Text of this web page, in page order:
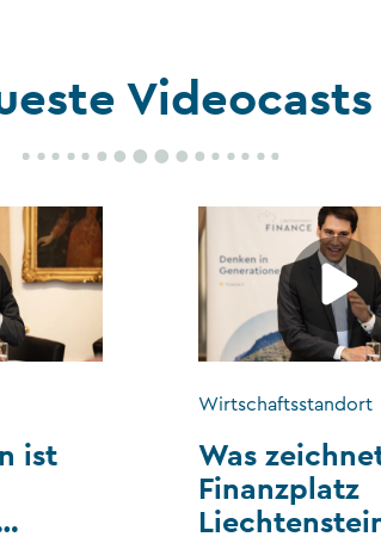
Videocasts
ist
Wirtschaftsstandort
Was
Finanzplatz